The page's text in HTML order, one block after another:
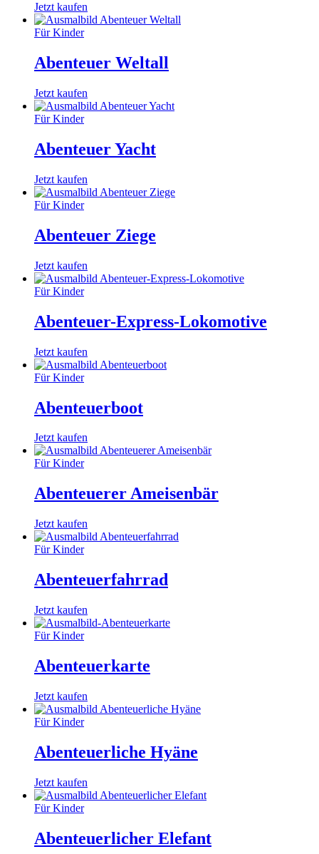
Jetzt kaufen
Für Kinder
Abenteuer Weltall
Jetzt kaufen
Für Kinder
Abenteuer Yacht
Jetzt kaufen
Für Kinder
Abenteuer Ziege
Jetzt kaufen
Für Kinder
Abenteuer-Express-Lokomotive
Jetzt kaufen
Für Kinder
Abenteuerboot
Jetzt kaufen
Für Kinder
Abenteuerer Ameisenbär
Jetzt kaufen
Für Kinder
Abenteuerfahrrad
Jetzt kaufen
Für Kinder
Abenteuerkarte
Jetzt kaufen
Für Kinder
Abenteuerliche Hyäne
Jetzt kaufen
Für Kinder
Abenteuerlicher Elefant